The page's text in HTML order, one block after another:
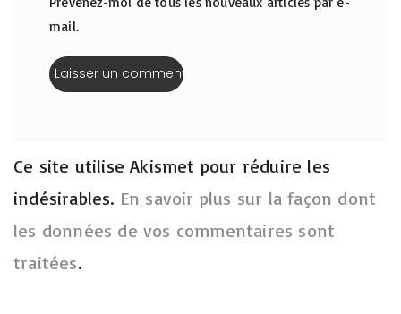
mail.
Ce site utilise Akismet pour réduire les
indésirables. En savoir plus sur la façon dont
les données de vos commentaires sont
traitées.